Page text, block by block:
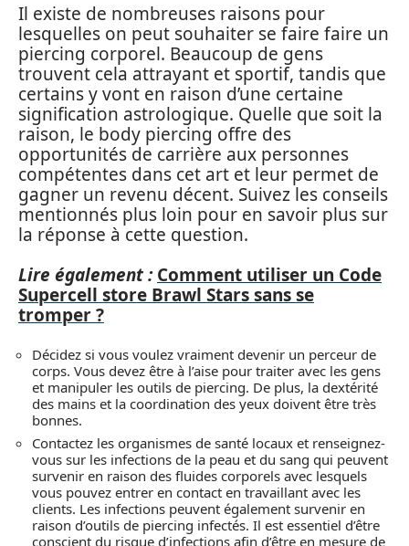
Il existe de nombreuses raisons pour
lesquelles on peut souhaiter se faire faire un
piercing corporel. Beaucoup de gens
trouvent cela attrayant et sportif, tandis que
certains y vont en raison d’une certaine
signification astrologique. Quelle que soit la
raison, le body piercing offre des
opportunités de carrière aux personnes
compétentes dans cet art et leur permet de
gagner un revenu décent. Suivez les conseils
mentionnés plus loin pour en savoir plus sur
la réponse à cette question.
Lire également : Comment utiliser un Code
Supercell store Brawl Stars sans se
tromper ?
Décidez si vous voulez vraiment devenir un perceur de
corps. Vous devez être à l’aise pour traiter avec les gens
et manipuler les outils de piercing. De plus, la dextérité
des mains et la coordination des yeux doivent être très
bonnes.
Contactez les organismes de santé locaux et renseignez-
vous sur les infections de la peau et du sang qui peuvent
survenir en raison des fluides corporels avec lesquels
vous pouvez entrer en contact en travaillant avec les
clients. Les infections peuvent également survenir en
raison d’outils de piercing infectés. Il est essentiel d’être
conscient du risque d’infections afin d’être en mesure de